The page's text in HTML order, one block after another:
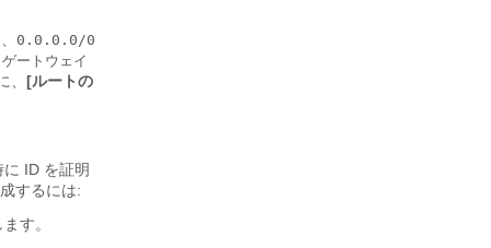
0.0.0.0/0
ートウェイ
[ルートの
ID を証明
するには:
す。